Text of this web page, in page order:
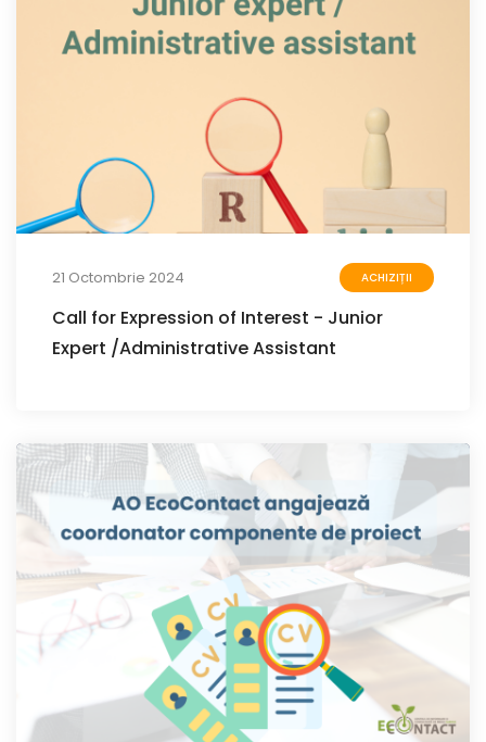
21 Octombrie 2024 ACHIZIȚII
Call for Expression of Interest - Junior
Expert /Administrative Assistant